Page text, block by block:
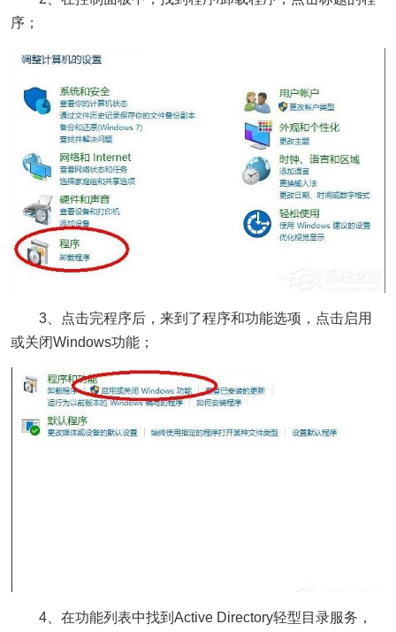
序；
3、点击完程序后，来到了程序和功能选项，点击启用
或关闭Windows功能；
4、在功能列表中找到Active Directory轻型目录服务，